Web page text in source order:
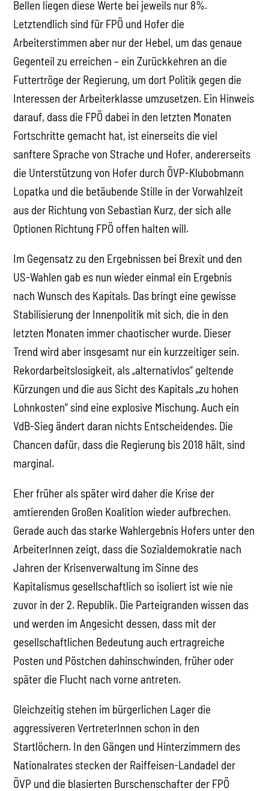
Bellen liegen diese Werte bei jeweils nur 8%.
Letztendlich sind für FPÖ und Hofer die
Arbeiterstimmen aber nur der Hebel, um das genaue
Gegenteil zu erreichen – ein Zurückkehren an die
Futtertröge der Regierung, um dort Politik gegen die
Interessen der Arbeiterklasse umzusetzen. Ein Hinweis
darauf, dass die FPÖ dabei in den letzten Monaten
Fortschritte gemacht hat, ist einerseits die viel
sanftere Sprache von Strache und Hofer, andererseits
die Unterstützung von Hofer durch ÖVP-Klubobmann
Lopatka und die betäubende Stille in der Vorwahlzeit
aus der Richtung von Sebastian Kurz, der sich alle
Optionen Richtung FPÖ offen halten will.
Im Gegensatz zu den Ergebnissen bei Brexit und den
US-Wahlen gab es nun wieder einmal ein Ergebnis
nach Wunsch des Kapitals. Das bringt eine gewisse
Stabilisierung der Innenpolitik mit sich, die in den
letzten Monaten immer chaotischer wurde. Dieser
Trend wird aber insgesamt nur ein kurzzeitiger sein.
Rekordarbeitslosigkeit, als „alternativlos“ geltende
Kürzungen und die aus Sicht des Kapitals „zu hohen
Lohnkosten“ sind eine explosive Mischung. Auch ein
VdB-Sieg ändert daran nichts Entscheidendes. Die
Chancen dafür, dass die Regierung bis 2018 hält, sind
marginal.
Eher früher als später wird daher die Krise der
amtierenden Großen Koalition wieder aufbrechen.
Gerade auch das starke Wahlergebnis Hofers unter den
ArbeiterInnen zeigt, dass die Sozialdemokratie nach
Jahren der Krisenverwaltung im Sinne des
Kapitalismus gesellschaftlich so isoliert ist wie nie
zuvor in der 2. Republik. Die Parteigranden wissen das
und werden im Angesicht dessen, dass mit der
gesellschaftlichen Bedeutung auch ertragreiche
Posten und Pöstchen dahinschwinden, früher oder
später die Flucht nach vorne antreten.
Gleichzeitig stehen im bürgerlichen Lager die
aggressiveren VertreterInnen schon in den
Startlöchern. In den Gängen und Hinterzimmern des
Nationalrates stecken der Raiffeisen-Landadel der
ÖVP und die blasierten Burschenschafter der FPÖ